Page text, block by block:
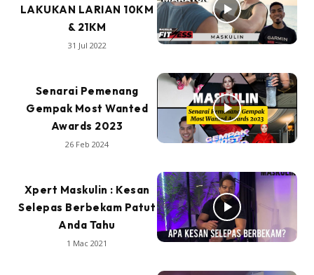
LAKUKAN LARIAN 10KM
& 21KM
31 Jul 2022
Senarai Pemenang
Gempak Most Wanted
Awards 2023
26 Feb 2024
Xpert Maskulin : Kesan
Selepas Berbekam Patut
Anda Tahu
1 Mac 2021